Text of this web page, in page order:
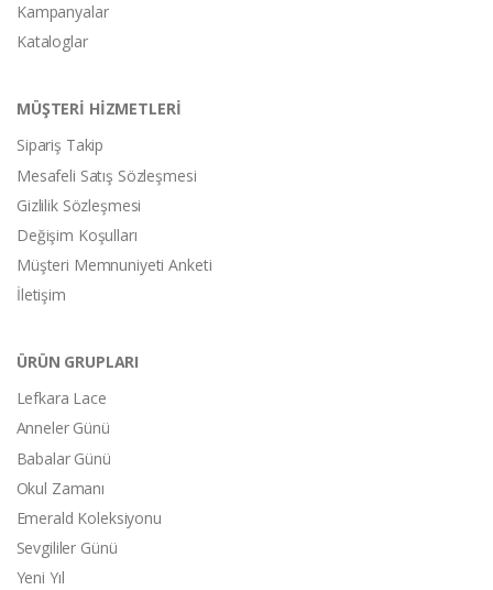
Kampanyalar
Kataloglar
MÜŞTERİ HİZMETLERİ
Sipariş Takip
Mesafeli Satış Sözleşmesi
Gizlilik Sözleşmesi
Değişim Koşulları
Müşteri Memnuniyeti Anketi
İletişim
ÜRÜN GRUPLARI
Lefkara Lace
Anneler Günü
Babalar Günü
Okul Zamanı
Emerald Koleksiyonu
Sevgililer Günü
Yeni Yıl